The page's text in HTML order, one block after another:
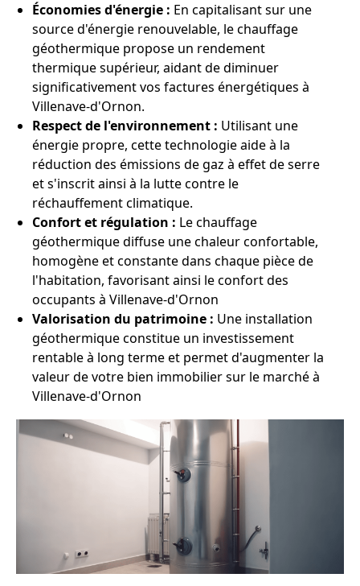
Économies d'énergie : En capitalisant sur une
source d'énergie renouvelable, le chauffage
géothermique propose un rendement
thermique supérieur, aidant de diminuer
significativement vos factures énergétiques à
Villenave-d'Ornon.
Respect de l'environnement : Utilisant une
énergie propre, cette technologie aide à la
réduction des émissions de gaz à effet de serre
et s'inscrit ainsi à la lutte contre le
réchauffement climatique.
Confort et régulation : Le chauffage
géothermique diffuse une chaleur confortable,
homogène et constante dans chaque pièce de
l'habitation, favorisant ainsi le confort des
occupants à Villenave-d'Ornon
Valorisation du patrimoine : Une installation
géothermique constitue un investissement
rentable à long terme et permet d'augmenter la
valeur de votre bien immobilier sur le marché à
Villenave-d'Ornon